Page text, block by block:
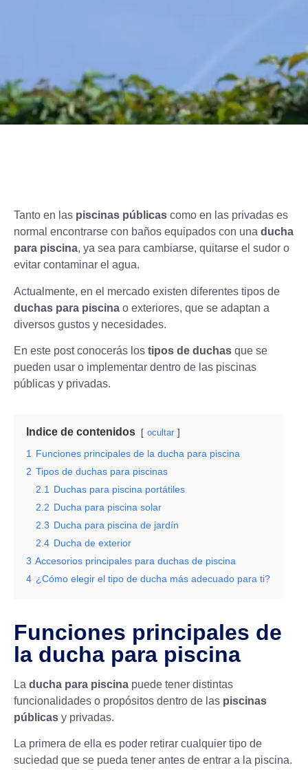
Tanto en las piscinas públicas como en las privadas es
normal encontrarse con baños equipados con una ducha
para piscina, ya sea para cambiarse, quitarse el sudor o
evitar contaminar el agua.
Actualmente, en el mercado existen diferentes tipos de
duchas para piscina o exteriores, que se adaptan a
diversos gustos y necesidades.
En este post conocerás los tipos de duchas que se
pueden usar o implementar dentro de las piscinas
públicas y privadas.
Indice de contenidos ocultar
1
Funciones principales de la ducha para piscina
2 Tipos de duchas para piscinas
2.1
Duchas para piscina portátiles
2.2 Ducha para piscina solar
2.3 Ducha para piscina de jardín
2.4 Ducha de exterior
3 Accesorios principales para duchas de piscina
4 ¿Cómo elegir el tipo de ducha más adecuado para ti?
Funciones principales de
la ducha para piscina
La ducha para piscina puede tener distintas
funcionalidades o propósitos dentro de las piscinas
públicas y privadas.
La primera de ella es poder retirar cualquier tipo de
suciedad que se pueda tener antes de entrar a la piscina.